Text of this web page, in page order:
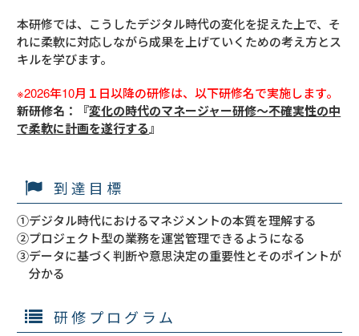
本研修では、こうしたデジタル時代の変化を捉えた上で、そ
れに柔軟に対応しながら成果を上げていくための考え方とス
キルを学びます。
※2026年10月１日以降の研修は、以下研修名で実施します。
新研修名：『変化の時代のマネージャー研修～不確実性の中
で柔軟に計画を遂行する』
到達目標
①デジタル時代におけるマネジメントの本質を理解する
②プロジェクト型の業務を運営管理できるようになる
③データに基づく判断や意思決定の重要性とそのポイントが
分かる
研修プログラム